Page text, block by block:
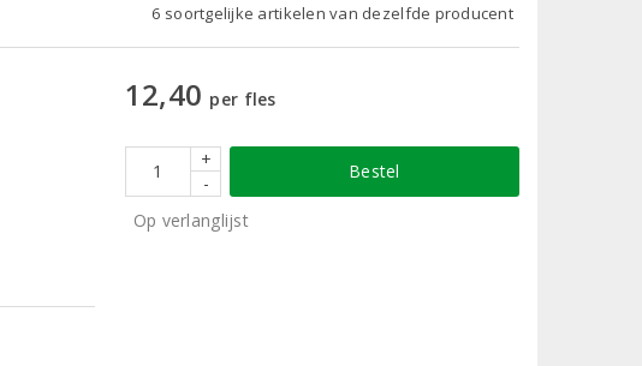
6 soortgelijke artikelen van dezelfde producent
12,40 per fles
+
-
Bestel
Op verlanglijst